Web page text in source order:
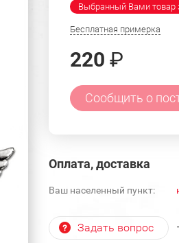
Выбранный Вами товар
Бесплатная примерка
220 ₽
Сообщить о
Оплата, доставка
Ваш населенный пункт:
Задать вопрос